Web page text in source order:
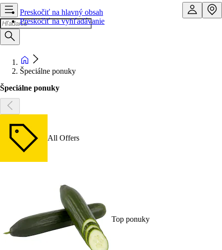
Preskočiť na hlavný obsah
Preskočiť na vyhľadávanie
Špeciálne ponuky
Špeciálne ponuky
All Offers
Top ponuky